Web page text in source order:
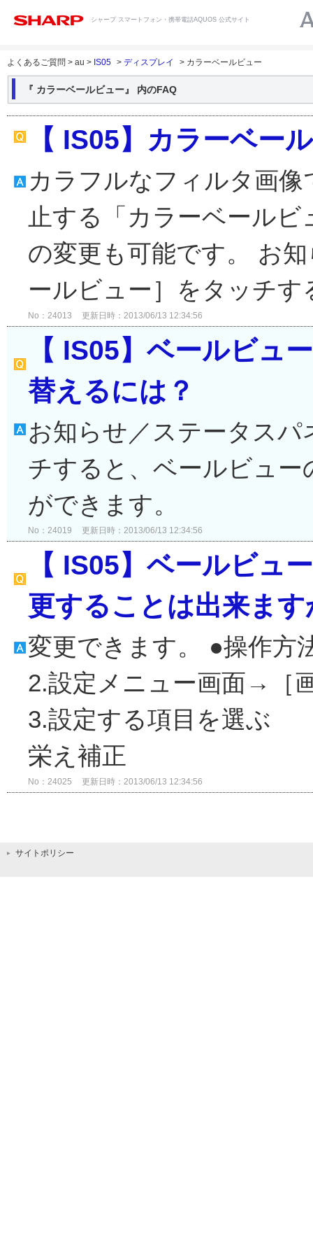
シャープ スマートフォン・携帯電話AQUOS 公式サイト
よくあるご質問 > au > IS05 > ディスプレイ > カラーベールビュー
『 カラーベールビュー』 内のFAQ
【 IS05】カラーベー
カラフルなフィルタ画
止する「カラーベール
の変更も可能です。 お
ールビュー］をタッチ
No：24013 更新日時：2013/06/13 12:34:56
【 IS05】ベールビュ
替えるには？
お知らせ／ステータス
チすると、ベールビュ
ができます。
No：24019 更新日時：2013/06/13 12:34:56
【 IS05】ベールビュ
更することは出来ます
変更できます。 ●操作方
2.設定メニュー画面→［
3.設定する項目を選
栄え補正
No：24025 更新日時：2013/06/13 12:34:56
サイトポリシー